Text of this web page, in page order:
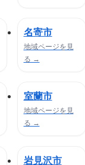
名寄市
地域ページを見
る →
室蘭市
地域ページを見
る →
岩見沢市